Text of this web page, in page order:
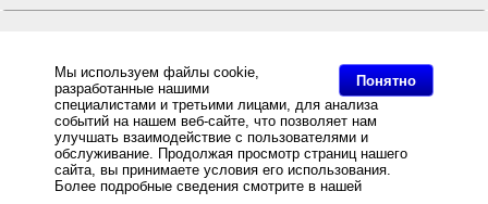
Понятно
Мы используем файлы cookie,
разработанные нашими
специалистами и третьими лицами, для анализа
событий на нашем веб-сайте, что позволяет нам
улучшать взаимодействие с пользователями и
обслуживание. Продолжая просмотр страниц нашего
сайта, вы принимаете условия его использования.
Более подробные сведения смотрите в нашей
ПОЛНАЯ ВЕРСИЯ
Интернет-магазин "ПОСЛЭНД" - торгового оборудования, оборудования для автоматизации общепита и
торговли, расходных материалов
Все права защищены, ООО "ПОСЛЭНД" © 2008-2026.
Политика конфиденциальности
Основное: POS-система ForPOSt ЕГАИС Супермаркет 10", белая, FPrint-55ПТК + Frontol Торговля
ЕГАИС за разумную цену и с быстрой доставкой Вы всегда можете купить в интернет-магазине